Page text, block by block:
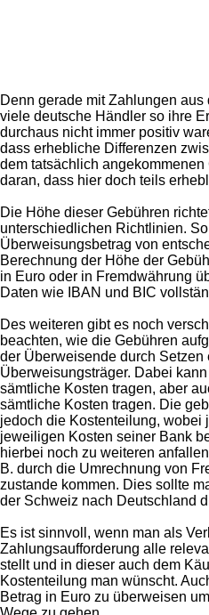
Denn gerade mit Zahlungen
viele deutsche Händler so ihre
durchaus nicht immer positiv
dass erhebliche Differenzen
dem tatsächlich
daran, dass hier doch teils
Die Höhe dieser Gebühren
unterschiedlichen Richtlinien.
Überweisungsbetrag von
Berechnung der Höhe der
in Euro oder in Fremdwährung
Daten wie IBAN und BIC
Des weiteren gibt es noch
beachten, wie die Gebühren
der Überweisende durch
Überweisungsträger. Dabei
sämtliche Kosten tragen, aber
sämtliche Kosten tragen. Die
jedoch die Kostenteilung, wobei
jeweiligen Kosten seiner Bank
hierbei noch zu weiteren
B. durch die Umrechnung von
zustande kommen. Dies sollte
der Schweiz nach Deutschland
Es ist sinnvoll, wenn man als
Zahlungsaufforderung alle
stellt und in dieser auch dem
Kostenteilung man wünscht.
Betrag in Euro zu überweisen